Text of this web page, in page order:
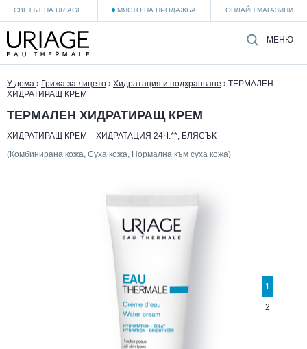
СВЕТЪТ НА URIAGE МЯСТО НА ПРОДАЖБА ОНЛАЙН МАГАЗИНИ
МЕНЮ
У дома › Грижа за лицето › Хидратация и подхранване › ТЕРМАЛЕН
ХИДРАТИРАЩ КРЕМ
ТЕРМАЛЕН ХИДРАТИРАЩ КРЕМ
ХИДРАТИРАЩ КРЕМ – ХИДРАТАЦИЯ 24Ч.**, БЛЯСЪК
(Комбинирана кожа, Суха кожа, Нормална към суха кожа)
1
2